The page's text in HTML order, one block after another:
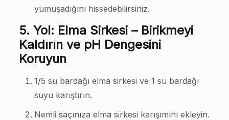
yumuşadığını hissedebilirsiniz.
5. Yol: Elma Sirkesi – Birikmeyi
Kaldırın ve pH Dengesini
Koruyun
1/5 su bardağı elma sirkesi ve 1 su bardağı
suyu karıştırın.
Nemli saçınıza elma sirkesi karışımını ekleyin.